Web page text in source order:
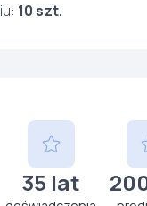
10 szt.
35 lat